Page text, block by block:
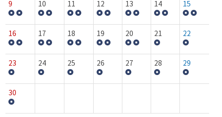
9 10 11 12 13 14 15
16 17 18 19 20 21 22
23 24 25 26 27 28 29
30